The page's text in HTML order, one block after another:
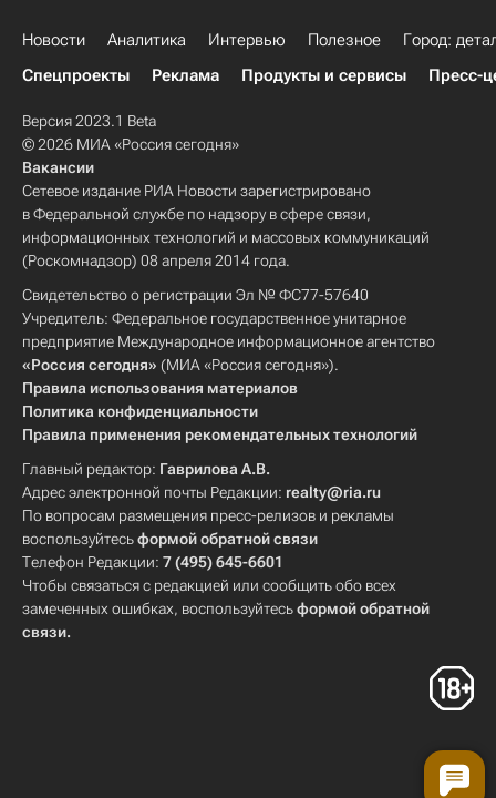
Новости Аналитика Интервью Полезное
Город:
Спецпроекты
Реклама Продукты и сервисы Пресс-
Версия 2023.1 Beta
© 2026 МИА «Россия сегодня»
Вакансии
Сетевое издание РИА Новости зарегистрировано
в Федеральной службе по надзору в сфере связи,
информационных технологий и массовых коммуникаций
(Роскомнадзор) 08 апреля 2014 года.
Свидетельство о регистрации Эл № ФС77-57640
Учредитель: Федеральное государственное унитарное
предприятие Международное информационное агентство
«Россия сегодня» (МИА «Россия сегодня»).
Правила использования материалов
Политика конфиденциальности
Правила применения рекомендательных технологий
Главный редактор: Гаврилова А.В.
Адрес электронной почты Редакции: realty@ria.ru
По вопросам размещения пресс-релизов и рекламы
воспользуйтесьформой обратной связи
Телефон Редакции: 7 (495) 645-6601
Чтобы связаться с редакцией или сообщить обо всех
замеченных ошибках, воспользуйтесьформой обратной
связи.